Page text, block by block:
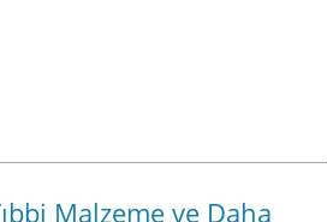
Malzeme ve Daha